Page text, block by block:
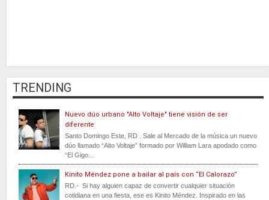
TRENDING
Nuevo dúo urbano "Alto Voltaje" tiene visión de ser
diferente
Santo Domingo Este, RD . Sale al Mercado de la música un nuevo
dúo llamado “Alto Voltaje” formado por William Lara apodado como
“El Gigo...
Kinito Méndez pone a bailar al país con “El Calorazo”
RD.- Si hay alguien capaz de convertir cualquier situación
cotidiana en una fiesta, ese es Kinito Méndez. Inspirado en las